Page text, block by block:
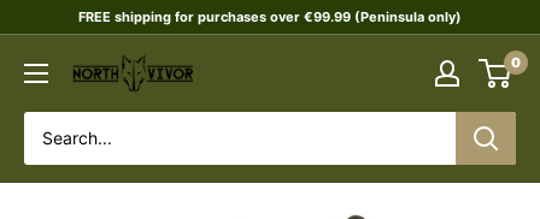
content
FREE shipping for purchases over €99.99 (Peninsula only)
NORTHVIVOR 0